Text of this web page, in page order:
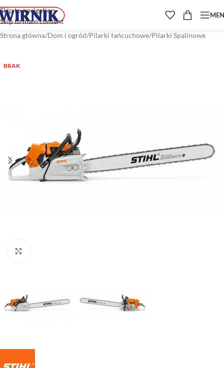
Skip to navigation
Skip to main content
Strona główna/Dom i ogród/Pilarki łańcuchowe/Pilarki Spalinowe
BRAK